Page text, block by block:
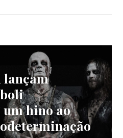
lançam
hino ao